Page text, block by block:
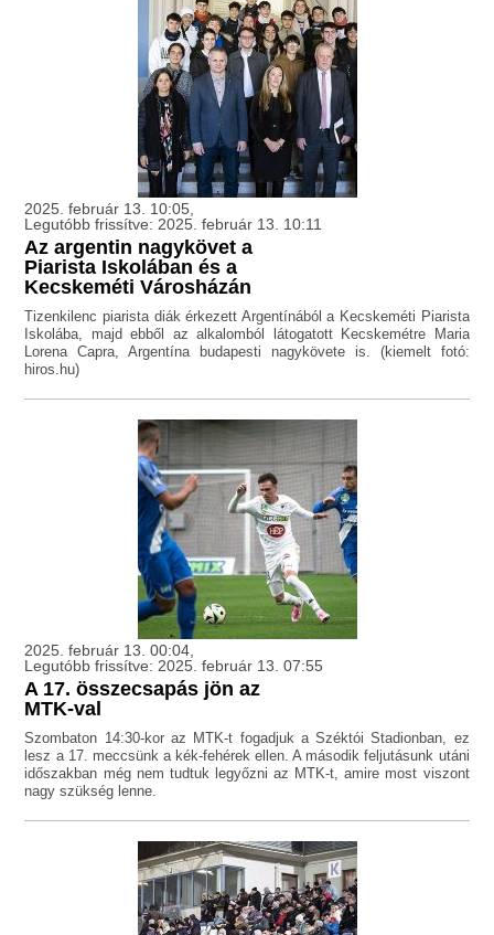
2025. február 13. 10:05,
Legutóbb frissítve: 2025. február 13. 10:11
Az argentin nagykövet a
Piarista Iskolában és a
Kecskeméti Városházán
Tizenkilenc piarista diák érkezett Argentínából a Kecskeméti Piarista
Iskolába, majd ebből az alkalomból látogatott Kecskemétre Maria
Lorena Capra, Argentína budapesti nagykövete is. (kiemelt fotó:
hiros.hu)
2025. február 13. 00:04,
Legutóbb frissítve: 2025. február 13. 07:55
A 17. összecsapás jön az
MTK-val
Szombaton 14:30-kor az MTK-t fogadjuk a Széktói Stadionban, ez
lesz a 17. meccsünk a kék-fehérek ellen. A második feljutásunk utáni
időszakban még nem tudtuk legyőzni az MTK-t, amire most viszont
nagy szükség lenne.